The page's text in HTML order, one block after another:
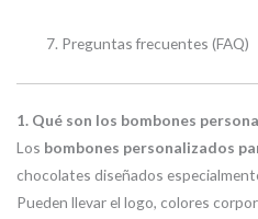
Preguntas frecuentes (FAQ)
1. Qué son los bombones
Los bombones personalizados
chocolates diseñados
Pueden llevar el logo, colores